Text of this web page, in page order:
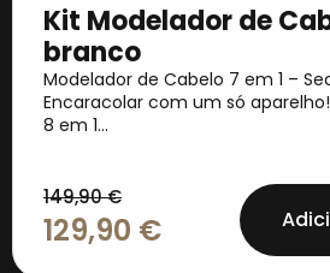
Kit Modelador de
branco
Modelador de Cabelo 7 em 1 –
Encaracolar com um só
8 em 1...
149,90€
129,90 €